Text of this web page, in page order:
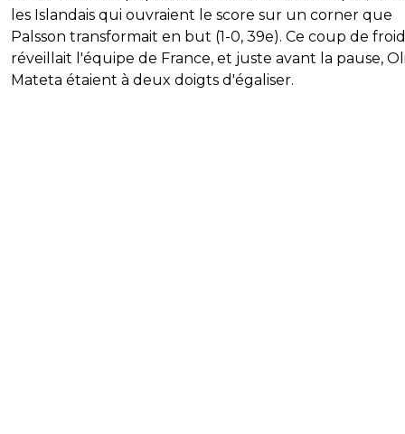
les Islandais qui ouvraient le score sur un corner que
Palsson transformait en but (1-0, 39e). Ce coup de froid
réveillait l'équipe de France, et juste avant la pause,
Mateta étaient à deux doigts d'égaliser.